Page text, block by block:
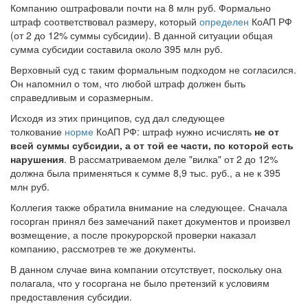
Компанию оштрафовали почти на 8 млн руб. Формально
штраф соответствовал размеру, который определен КоАП РФ
(от 2 до 12% суммы субсидии). В данной ситуации общая
сумма субсидии составила около 395 млн руб.
Верховный суд с таким формальным подходом не согласился.
Он напомнил о том, что любой штраф должен быть
справедливым и соразмерным.
Исходя из этих принципов, суд дал следующее
толкование норме КоАП РФ: штраф нужно исчислять не от
всей суммы субсидии, а от той ее части, по которой есть
нарушения. В рассматриваемом деле "вилка" от 2 до 12%
должна была применяться к сумме 8,9 тыс. руб., а не к 395
млн руб.
Коллегия также обратила внимание на следующее. Сначала
госорган принял без замечаний пакет документов и произвел
возмещение, а после прокурорской проверки наказал
компанию, рассмотрев те же документы.
В данном случае вина компании отсутствует, поскольку она
полагала, что у госоргана не было претензий к условиям
предоставления субсидии.